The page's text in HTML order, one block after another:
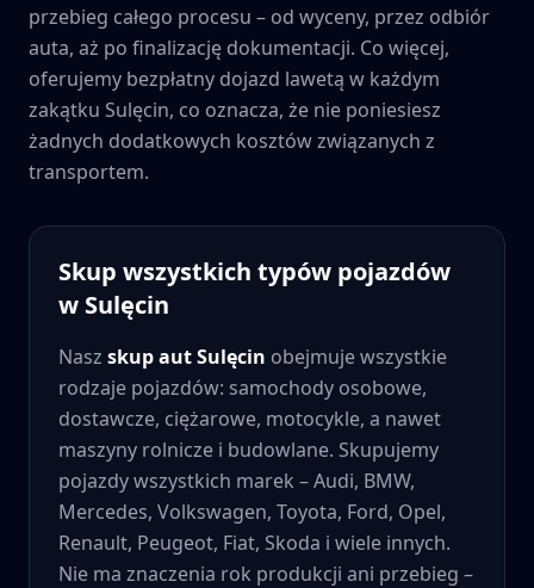
przebieg całego procesu – od wyceny, przez odbiór
auta, aż po finalizację dokumentacji. Co więcej,
oferujemy bezpłatny dojazd lawetą w każdym
zakątku Sulęcin, co oznacza, że nie poniesiesz
żadnych dodatkowych kosztów związanych z
transportem.
Skup wszystkich typów pojazdów
w Sulęcin
Nasz skup autSulęcin obejmuje wszystkie
rodzaje pojazdów: samochody osobowe,
dostawcze, ciężarowe, motocykle, a nawet
maszyny rolnicze i budowlane. Skupujemy
pojazdy wszystkich marek – Audi, BMW,
Mercedes, Volkswagen, Toyota, Ford, Opel,
Renault, Peugeot, Fiat, Skoda i wiele innych.
Nie ma znaczenia rok produkcji ani przebieg –